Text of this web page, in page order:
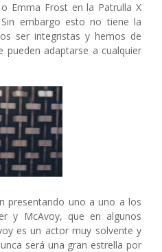
Emma Frost en la Patrulla X
embargo esto no tiene la
ser integristas y hemos de
pueden adaptarse a cualquier
presentando uno a uno a los
y McAvoy, que en algunos
es un actor muy solvente y
será una gran estrella por